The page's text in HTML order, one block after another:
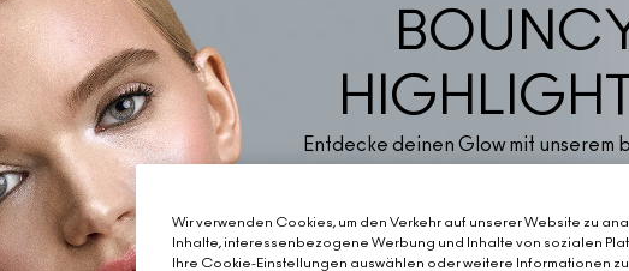
Entdecke deinen Glow mit unserem
deine Stimmung hebt – und deinen
bringt.
Wir verwenden Cookies, um den Verkehr auf unserer Website zu
Inhalte, interessenbezogene Werbung und Inhalte von sozialen
Ihre Cookie-Einstellungen auswählen oder weitere Informationen